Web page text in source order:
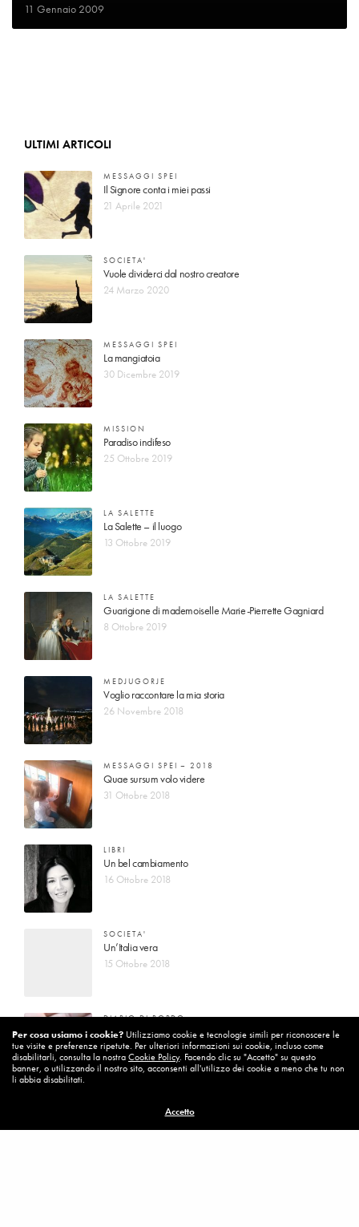
11 Gennaio 2009
ULTIMI ARTICOLI
MESSAGGI SPEI
Il Signore conta i miei passi
21 Aprile 2021
SOCIETA'
Vuole dividerci dal nostro creatore
24 Marzo 2020
MESSAGGI SPEI
La mangiatoia
30 Dicembre 2019
MISSION
Paradiso indifeso
25 Ottobre 2019
LA SALETTE
La Salette – il luogo
13 Ottobre 2019
LA SALETTE
Guarigione di mademoiselle Marie-Pierrette Gagniard
8 Ottobre 2019
MEDJUGORJE
Voglio raccontare la mia storia
26 Novembre 2018
MESSAGGI SPEI – 2018
Quae sursum volo videre
31 Ottobre 2018
LIBRI
Un bel cambiamento
16 Ottobre 2018
SOCIETA'
Un’Italia vera
15 Ottobre 2018
DIARIO DI BORDO
La vita vince sempre
8 Ottobre 2018
Per cambiare ci vuole coraggio
8 Ottobre 2018
Per cosa usiamo i cookie? Utilizziamo cookie e tecnologie simili per riconoscere le
tue visite e preferenze ripetute. Per ulteriori informazioni sui cookie, incluso come
disabilitarli, consulta la nostraCookie Policy. Facendo clic su "Accetto" su questo
banner, o utilizzando il nostro sito, acconsenti all'utilizzo dei cookie a meno che tu non
li abbia disabilitati.
Accetto